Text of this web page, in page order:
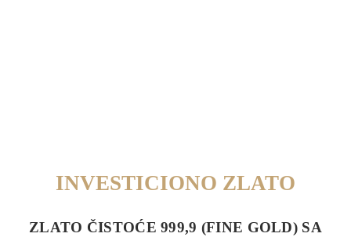
INVESTICIONO ZLATO
ZLATO ČISTOĆE 999,9 (FINE GOLD) SA